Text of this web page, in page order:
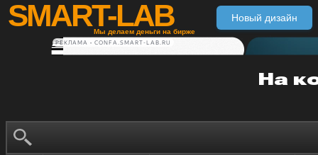
SMART-LAB
Мы делаем деньги на бирже
Новый дизайн
РЕКЛАМА • CONFA.SMART-LAB.RU